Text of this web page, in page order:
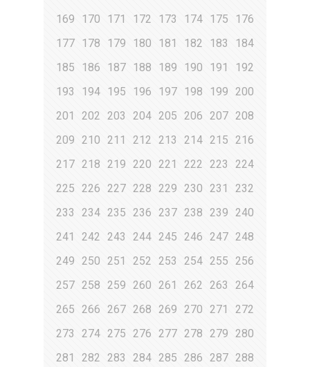
169
170 171 172 173 174 175
176
177 178 179 180 181 182 183
184
185
186 187 188 189 190 191
192
193
194 195 196 197 198 199
200
201
202 203 204 205 206 207 208
209
210 211 212 213 214 215
216
217 218 219 220 221 222 223
224
225
226 227 228 229 230 231
232
233
234 235 236 237 238 239
240
241
242 243 244 245 246 247 248
249
250 251 252 253 254 255
256
257 258 259 260 261 262 263
264
265
266 267 268 269 270 271
272
273
274 275 276 277 278 279
280
281
282 283 284 285 286 287 288